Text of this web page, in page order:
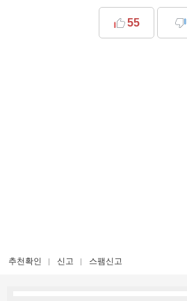
55
추천확인 신고 스팸신고